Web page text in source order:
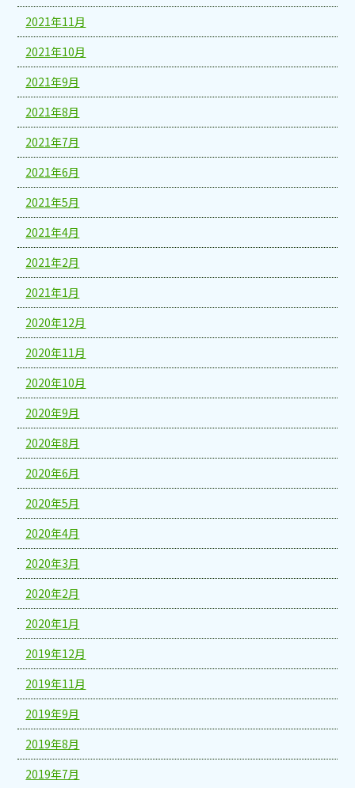
2021年11月
2021年10月
2021年9月
2021年8月
2021年7月
2021年6月
2021年5月
2021年4月
2021年2月
2021年1月
2020年12月
2020年11月
2020年10月
2020年9月
2020年8月
2020年6月
2020年5月
2020年4月
2020年3月
2020年2月
2020年1月
2019年12月
2019年11月
2019年9月
2019年8月
2019年7月